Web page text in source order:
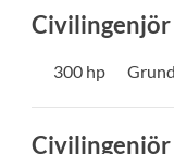
Civilingenjör
300 hp